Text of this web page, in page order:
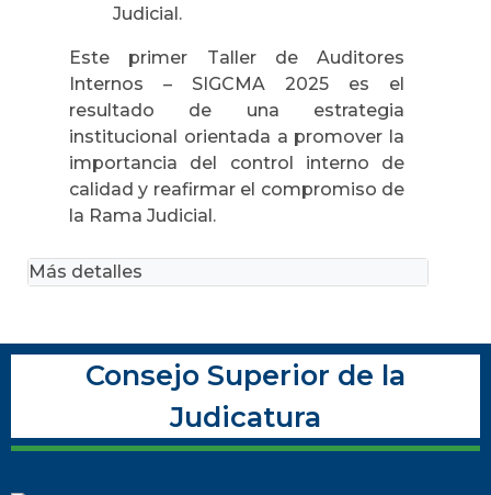
Judicial.
Este primer Taller de Auditores
Internos – SIGCMA 2025 es el
resultado de una estrategia
institucional orientada a promover la
importancia del control interno de
calidad y reafirmar el compromiso de
la Rama Judicial.
Más detalles
Consejo Superior de la
Judicatura